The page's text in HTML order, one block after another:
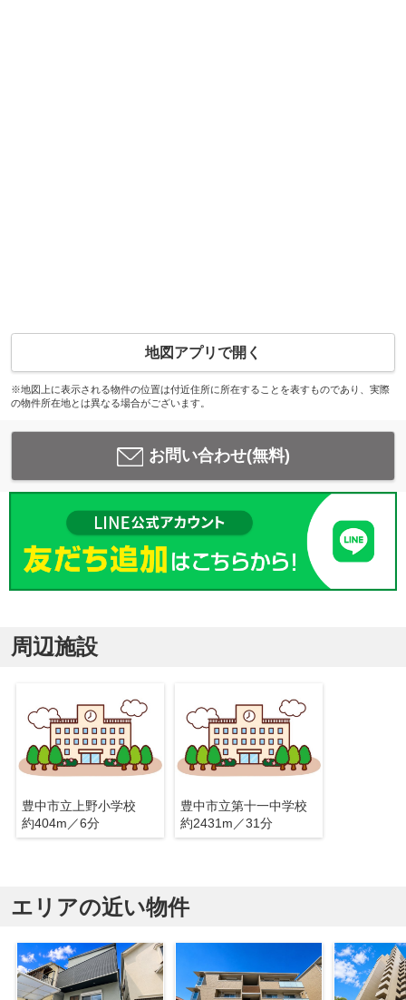
地図アプリで開く
※地図上に表示される物件の位置は付近住所に所在することを表すものであり、実際
の物件所在地とは異なる場合がございます。
お問い合わせ(無料)
周辺施設
豊中市立上野小学校
約404m／6分
豊中市立第十一中学校
約2431m／31分
エリアの近い物件